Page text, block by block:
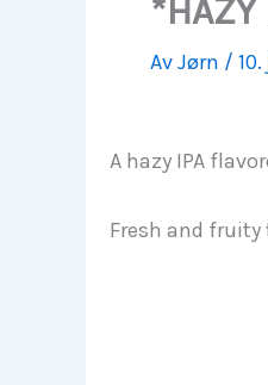
AvJørn /
A hazy IPA
Fresh and fruity